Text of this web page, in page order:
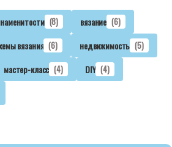
(8) вязание (6)
вязания (6) недвижимость (5)
мастер-класс (4) DIY (4)